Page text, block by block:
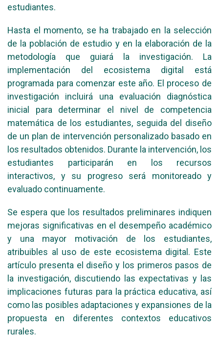
estudiantes.
Hasta el momento, se ha trabajado en la selección
de la población de estudio y en la elaboración de la
metodología que guiará la investigación. La
implementación del ecosistema digital está
programada para comenzar este año. El proceso de
investigación incluirá una evaluación diagnóstica
inicial para determinar el nivel de competencia
matemática de los estudiantes, seguida del diseño
de un plan de intervención personalizado basado en
los resultados obtenidos. Durante la intervención, los
estudiantes participarán en los recursos
interactivos, y su progreso será monitoreado y
evaluado continuamente.
Se espera que los resultados preliminares indiquen
mejoras significativas en el desempeño académico
y una mayor motivación de los estudiantes,
atribuibles al uso de este ecosistema digital. Este
artículo presenta el diseño y los primeros pasos de
la investigación, discutiendo las expectativas y las
implicaciones futuras para la práctica educativa, así
como las posibles adaptaciones y expansiones de la
propuesta en diferentes contextos educativos
rurales.